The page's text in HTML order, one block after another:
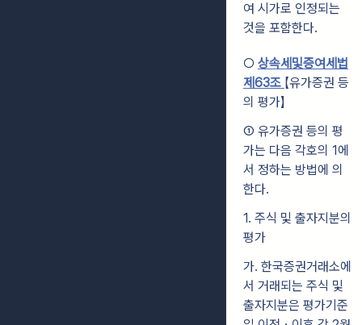
여 시가로 인정되는
것을 포함한다.
○ 상속세및증여세법
제63조 【유가증권 등
의 평가】
① 유가증권 등의 평
가는 다음 각호의 1에
서 정하는 방법에 의
한다.
1. 주식 및 출자지분의
평가
가. 한국증권거래소에
서 거래되는 주식 및
출자지분은 평가기준